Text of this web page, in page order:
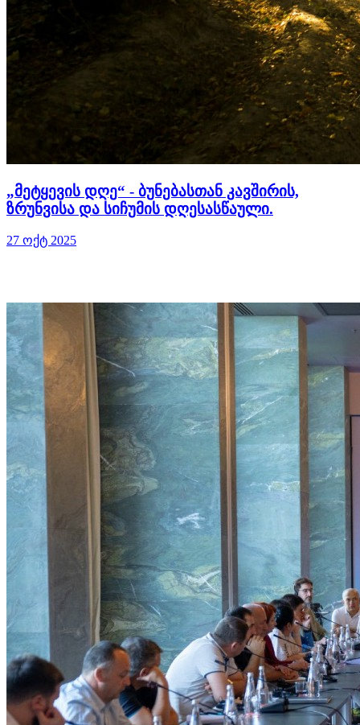
„მეტყევის დღე“ - ბუნებასთან კავშირის,
ზრუნვისა და სიჩუმის დღესასწაული.
27 ოქტ 2025